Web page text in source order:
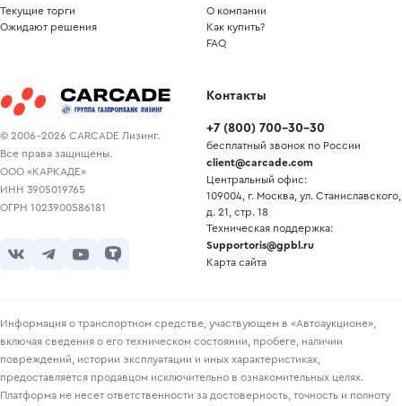
© 2006-2026 CARCADE Лизинг.
Все права защищены.
ООО «КАРКАДЕ»
ИНН 3905019765
ОГРН 1023900586181
Текущие торги
Ожидают решения
О компании
Как купить?
FAQ
Контакты
+7 (800) 700-30-30
бесплатный звонок по России
client@carcade.com
Центральный офис:
109004, г. Москва, ул. Станиславского,
д. 21, стр. 18
Техническая поддержка:
Supportoris@gpbl.ru
Карта сайта
Информация о транспортном средстве, участвующем в «Автоаукционе»,
включая сведения о его техническом состоянии, пробеге, наличии
повреждений, истории эксплуатации и иных характеристиках,
предоставляется продавцом исключительно в ознакомительных целях.
Платформа не несет ответственности за достоверность, точность и полноту